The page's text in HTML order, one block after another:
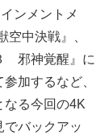
ンメントメ
中決戦』、
邪神覚醒』に
加するなど、
なる今回の4K
バックアッ